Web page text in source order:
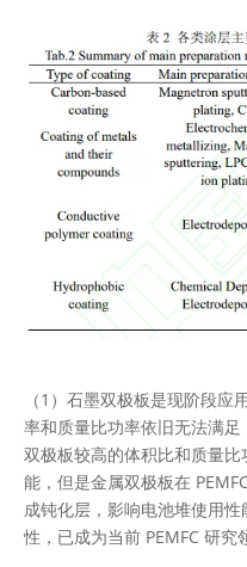
（1）石墨双极板是现阶段
率和质量比功率依旧无法满
双极板较高的体积比和质量
能，但是金属双极板在
成钝化层，影响电池堆使用
性，已成为当前 PEMFC 研究